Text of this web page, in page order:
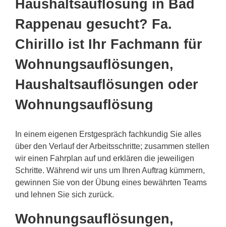
Haushaltsauflösung in Bad
Rappenau gesucht? Fa.
Chirillo ist Ihr Fachmann für
Wohnungsauflösungen,
Haushaltsauflösungen oder
Wohnungsauflösung
In einem eigenen Erstgespräch fachkundig Sie alles
über den Verlauf der Arbeitsschritte; zusammen stellen
wir einen Fahrplan auf und erklären die jeweiligen
Schritte. Während wir uns um Ihren Auftrag kümmern,
gewinnen Sie von der Übung eines bewährten Teams
und lehnen Sie sich zurück.
Wohnungsauflösungen,